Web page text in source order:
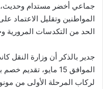
جماعي أخضر مستدام
المواطنين وتقليل الاعتماد
الحد من التكدسات المرورية
جدير بالذكر أن وزارة النقل
لركاب المرحلة الأولى من